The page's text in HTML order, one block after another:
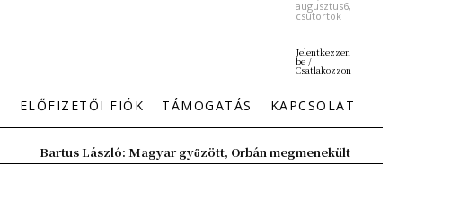
augusztus6,
csütörtök
Jelentkezzen
be /
Csatlakozzon
ELŐFIZETŐI FIÓK TÁMOGATÁS KAPCSOLAT
Bartus László: Magyar győzött, Orbán megmenekült